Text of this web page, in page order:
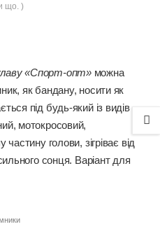
що. )
«Спорт-опт»можна
як бандану, носити як
під будь-який із видів
мотокросовий,
голови, зігріває від
сонця. Варіант для